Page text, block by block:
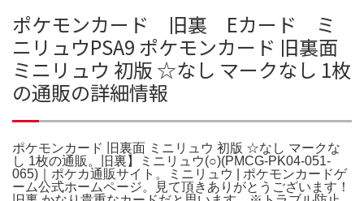
ポケモンカード 旧裏 Eカード ミ
ニリュウPSA9 ポケモンカード 旧裏面
ミニリュウ 初版 ☆なし マークなし 1枚
の通販の詳細情報
ポケモンカード 旧裏面 ミニリュウ 初版 ☆なし マークな
し 1枚の通販。旧裏】ミニリュウ(○)(PMCG-PK04-051-
065)｜ポケカ通販サイト。ミニリュウ | ポケモンカードゲ
ーム公式ホームページ。見て頂きありがとうございます！